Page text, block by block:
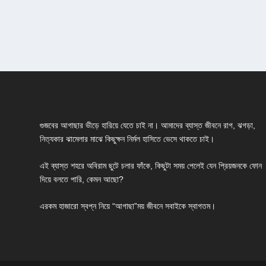
গুজবের আগাছার ভীড়ে হারিয়ে যেতে চাই না। আমাদের ব্যাস্ত জীবনে রাগ, ঝগড়া,
নিত্যকার ঝামেলার মাঝে কিছুক্ষন নির্মল হাসিতে ভেসে থাকতে চাই।
এই ব্যাস্ত শহরে অবিরাম ছুটে চলার ফাঁকে, কিছুটা সময় পেলেই যেন প্রিয়জনকে ফোন
দিয়ে বলতে পারি, কেমন আছো?
এরকম হাজারো স্বপ্ন নিয়ে “আগাছা”ময় জীবনে সবাইকে স্বাগতম।